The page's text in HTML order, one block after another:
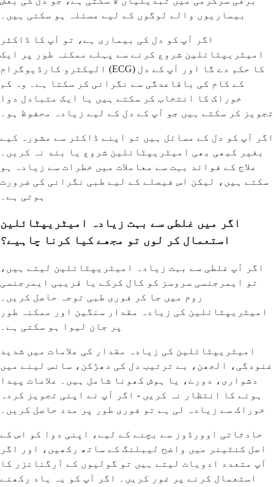
بیماریوں والے لوگوں کے لیے مسئلہ ہو سکتی ہیں۔
اگر آپ کو دل کی بیماری ہے، تو آپ کا ڈاکٹر
امیٹریپٹائلین شروع کرنے سے پہلے ممکنہ طور پر ایک
الیکٹرو کارڈیوگرام (ECG) کا حکم دے گا اور آپ کے دل
کے کام کی باقاعدگی سے نگرانی کر سکتا ہے۔ وہ کم
خوراک کا انتخاب کر سکتے ہیں یا ایک متبادل دوا
تجویز کر سکتے ہیں جو آپ کے دل کے لیے زیادہ محفوظ ہو۔
اگر آپ کو دل کے مسائل ہیں تو اپنے ڈاکٹر سے مشورہ کیے
بغیر کبھی بھی امیٹریپٹائلین شروع یا بند نہ کریں۔
علاج کے فوائد بہت سے معاملات میں خطرات سے زیادہ ہو
سکتے ہیں، لیکن اس فیصلے کے لیے طبی نگرانی کی ضرورت
ہوتی ہے۔
اگر میں غلطی سے بہت زیادہ امیٹریپٹائلین
استعمال کر لوں تو مجھے کیا کرنا چاہیے؟
اگر آپ غلطی سے بہت زیادہ امیٹریپٹائلین لیتے ہیں،
تو ایمرجنسی سروسز کو کال کرکے یا قریبی ایمرجنسی
روم میں جا کر فوری طبی توجہ حاصل کریں۔
امیٹریپٹائلین کی زیادہ مقدار سنگین اور ممکنہ طور
پر جان لیوا ہو سکتی ہے۔
امیٹریپٹائلین کی زیادہ مقدار کی علامات میں شدید
غنودگی، الجھن، بے ترتیب دل کی دھڑکن، سانس لینے میں
دشواری، دورے، یا ہوش کھونا شامل ہیں۔ علامات پیدا
ہونے کا انتظار نہ کریں - اگر آپ نے اپنی تجویز کردہ
خوراک سے زیادہ لی ہے تو فوری طور پر مدد حاصل کریں۔
حادثاتی اوورڈوز سے بچنے کے لیے، اپنی دوا کو اس کے
اصل کنٹینر میں واضح لیبلنگ کے ساتھ رکھیں، اور اگر
آپ متعدد ادویات لیتے ہیں تو گولیوں کے آرگنائزر کا
استعمال کرنے پر غور کریں۔ اگر آپ کو یہ یاد رکھنے